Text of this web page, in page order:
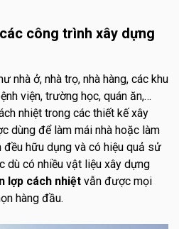
công trình xây dựng
nhà ở, nhà trọ, nhà hàng, các khu
viện, trường học, quán ăn,…
nhiệt trong các thiết kế xây
dùng để làm mái nhà hoặc làm
đều hữu dụng và có hiệu quả sử
dù có nhiều vật liệu xây dựng
lợp cách nhiệt vẫn được mọi
hàng đầu.